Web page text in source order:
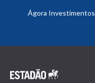
Ágora Investimentos